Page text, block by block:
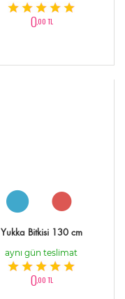
0,00 TL
Yukka Bitkisi 130 cm
aynı gün teslimat
0,00 TL